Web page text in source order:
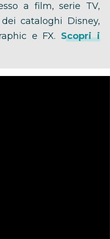
a film, serie TV,
cataloghi Disney,
e FX. Scopri i